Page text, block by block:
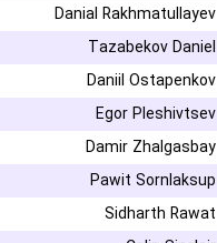
Danial Rakhmatullayev
Tazabekov Daniel
Daniil Ostapenkov
Egor Pleshivtsev
Damir Zhalgasbay
Pawit Sornlaksup
Sidharth Rawat